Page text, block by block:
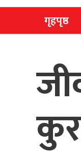
गृहपृष्ठ